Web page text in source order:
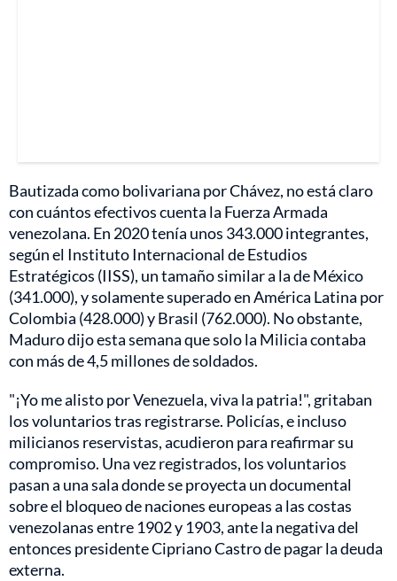
Bautizada como bolivariana por Chávez, no está claro
con cuántos efectivos cuenta la Fuerza Armada
venezolana. En 2020 tenía unos 343.000 integrantes,
según el Instituto Internacional de Estudios
Estratégicos (IISS), un tamaño similar a la de México
(341.000), y solamente superado en América Latina por
Colombia (428.000) y Brasil (762.000). No obstante,
Maduro dijo esta semana que solo la Milicia contaba
con más de 4,5 millones de soldados.
"¡Yo me alisto por Venezuela, viva la patria!", gritaban
los voluntarios tras registrarse. Policías, e incluso
milicianos reservistas, acudieron para reafirmar su
compromiso. Una vez registrados, los voluntarios
pasan a una sala donde se proyecta un documental
sobre el bloqueo de naciones europeas a las costas
venezolanas entre 1902 y 1903, ante la negativa del
entonces presidente Cipriano Castro de pagar la deuda
externa.